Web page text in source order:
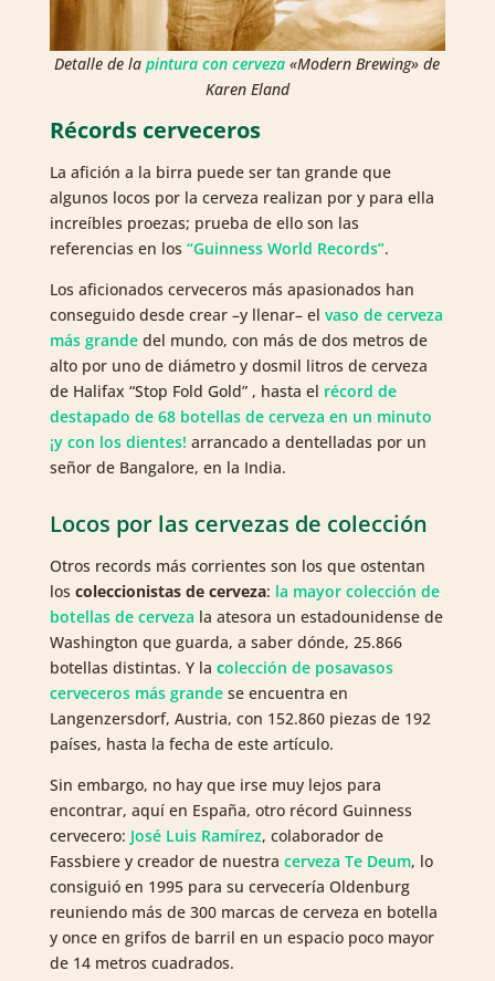
Detalle de lapintura con cerveza «Modern Brewing» de
Karen Eland
Récords cerveceros
La afición a la birra puede ser tan grande que
algunos locos por la cerveza realizan por y para ella
increíbles proezas; prueba de ello son las
referencias en los “Guinness World Records”.
Los aficionados cerveceros más apasionados han
conseguido desde crear –y llenar– el vaso de cerveza
más grandedel mundo, con más de dos metros de
alto por uno de diámetro y dosmil litros de cerveza
de Halifax “Stop Fold Gold” , hasta el récord de
destapado de 68 botellas de cerveza en un minuto
¡y con los dientes! arrancado a dentelladas por un
señor de Bangalore, en la India.
Locos por las cervezas de colección
Otros records más corrientes son los que ostentan
los coleccionistas de cerveza: la mayor colección de
botellas de cerveza la atesora un estadounidense de
Washington que guarda, a saber dónde, 25.866
botellas distintas. Y la colección de posavasos
cerveceros más grandese encuentra en
Langenzersdorf, Austria, con 152.860 piezas de 192
países, hasta la fecha de este artículo.
Sin embargo, no hay que irse muy lejos para
encontrar, aquí en España, otro récord Guinness
cervecero: José Luis Ramírez, colaborador de
Fassbiere y creador de nuestra cerveza Te Deum, lo
consiguió en 1995 para su cervecería Oldenburg
reuniendo más de 300 marcas de cerveza en botella
y once en grifos de barril en un espacio poco mayor
de 14 metros cuadrados.